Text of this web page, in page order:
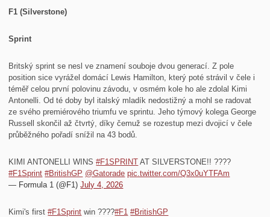
F1 (Silverstone)
Sprint
Britský sprint se nesl ve znamení souboje dvou generací. Z pole
position sice vyrážel domácí Lewis Hamilton, který poté strávil v čele i
téměř celou první polovinu závodu, v osmém kole ho ale zdolal Kimi
Antonelli. Od té doby byl italský mladík nedostižný a mohl se radovat
ze svého premiérového triumfu ve sprintu. Jeho týmový kolega George
Russell skončil až čtvrtý, díky čemuž se rozestup mezi dvojicí v čele
průběžného pořadí snížil na 43 bodů.
KIMI ANTONELLI WINS#F1SPRINT AT SILVERSTONE!! ????
#F1Sprint #BritishGP @Gatorade pic.twitter.com/Q3x0uYTFAm
— Formula 1 (@F1)July 4, 2026
Kimi's first#F1Sprint win ????#F1 #BritishGP